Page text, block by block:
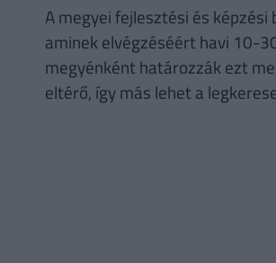
A megyei fejlesztési és
aminek elvégzéséért havi 10-
megyénként határozzák ezt
eltérő, így más lehet a